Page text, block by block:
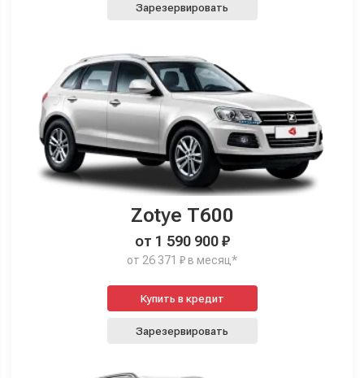
Зарезервировать
Zotye T600
от 1 590 900 ₽
от 26 371 ₽ в месяц*
Купить в кредит
Зарезервировать